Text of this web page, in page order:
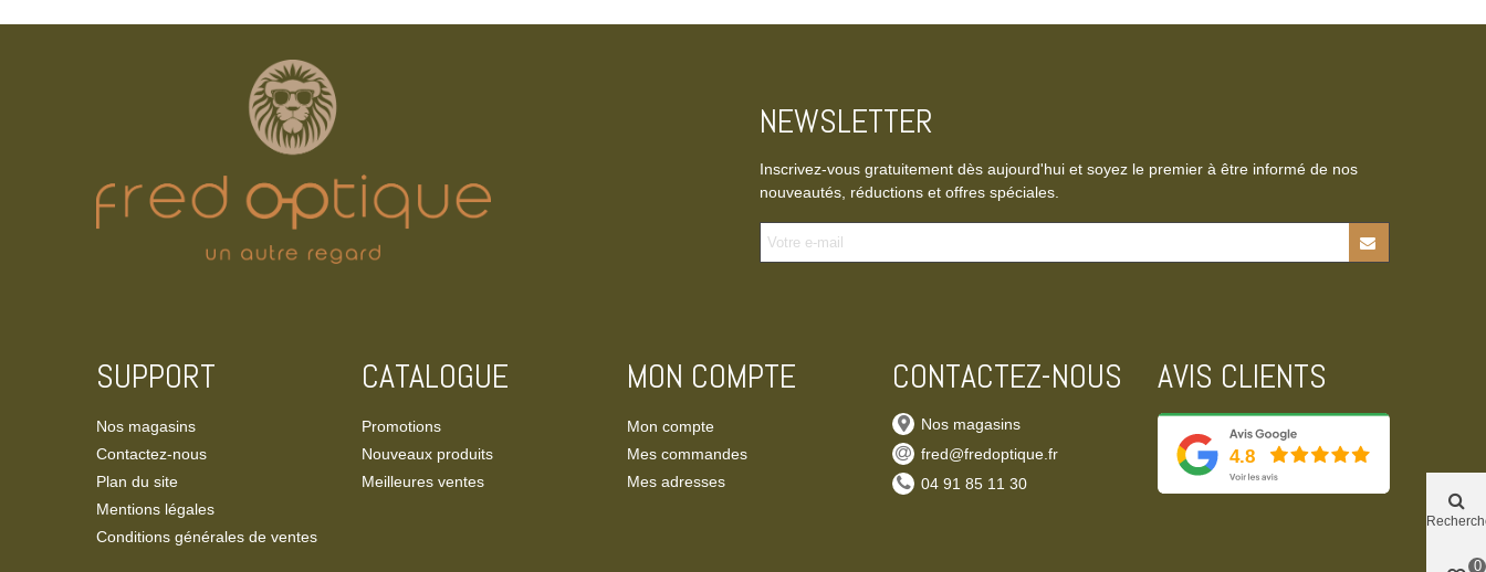
NEWSLETTER
Inscrivez-vous gratuitement dès aujourd'hui et soyez le premier à être informé de nos
nouveautés, réductions et offres spéciales.
SUPPORT
Nos magasins
Contactez-nous
Plan du site
Mentions légales
Conditions générales de ventes
CATALOGUE
Promotions
Nouveaux produits
Meilleures ventes
MON COMPTE
Mon compte
Mes commandes
Mes adresses
CONTACTEZ-NOUS
Nos magasins
fred@fredoptique.fr
‭04 91 85 11 30‬
AVIS CLIENTS
0